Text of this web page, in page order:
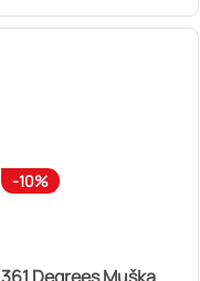
-10%
361 Degrees Muška